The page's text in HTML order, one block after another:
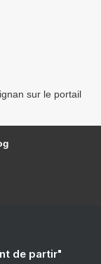
sur le portail
de partir"